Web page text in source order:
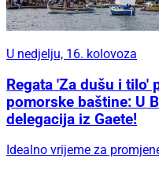
U nedjelju, 16. kolovoza
Regata 'Za dušu i tilo'
pomorske baštine: U
delegacija iz Gaete!
Idealno vrijeme za